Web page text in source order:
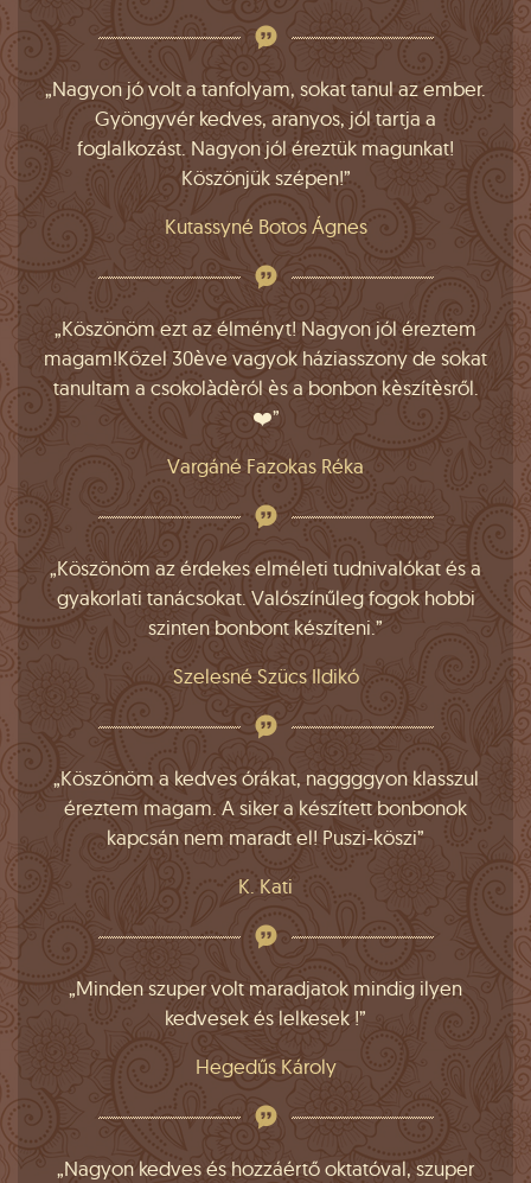
„Nagyon jó volt a tanfolyam, sokat tanul az ember.
Gyöngyvér kedves, aranyos, jól tartja a
foglalkozást. Nagyon jól éreztük magunkat!
Köszönjük szépen!”
Kutassyné Botos Ágnes
„Köszönöm ezt az élményt! Nagyon jól éreztem
magam!Közel 30ève vagyok háziasszony de sokat
tanultam a csokolàdèról ès a bonbon kèszítèsről.
❤️”
Vargáné Fazokas Réka
„Köszönöm az érdekes elméleti tudnivalókat és a
gyakorlati tanácsokat. Valószínűleg fogok hobbi
szinten bonbont készíteni.”
Szelesné Szücs Ildikó
„Köszönöm a kedves órákat, naggggyon klasszul
éreztem magam. A siker a készített bonbonok
kapcsán nem maradt el! Puszi-köszi”
K. Kati
„Minden szuper volt maradjatok mindig ilyen
kedvesek és lelkesek !”
Hegedűs Károly
„Nagyon kedves és hozzáértő oktatóval, szuper